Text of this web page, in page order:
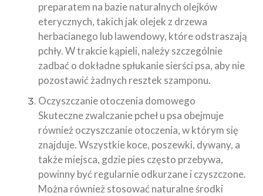
preparatem na bazie naturalnych olejków
eterycznych, takich jak olejek z drzewa
herbacianego lub lawendowy, które odstraszają
pchły. W trakcie kąpieli, należy szczególnie
zadbać o dokładne spłukanie sierści psa, aby nie
pozostawić żadnych resztek szamponu.
Oczyszczanie otoczenia domowego
Skuteczne zwalczanie pcheł u psa obejmuje
również oczyszczanie otoczenia, w którym się
znajduje. Wszystkie koce, poszewki, dywany, a
także miejsca, gdzie pies często przebywa,
powinny być regularnie odkurzane i czyszczone.
Można również stosować naturalne środki